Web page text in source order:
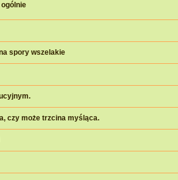
spory wszelakie
czy może trzcina myśląca.